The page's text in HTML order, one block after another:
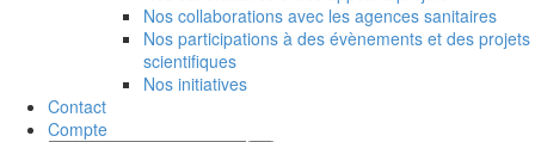
Nos collaborations avec les agences sanitaires
Nos participations à des évènements et des projets
scientifiques
Nos initiatives
Contact
Compte